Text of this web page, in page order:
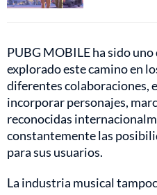
PUBG MOBILE ha sido uno
explorado este camino en
diferentes colaboraciones,
incorporar personajes,
reconocidas
constantemente las
para sus usuarios.
La industria musical